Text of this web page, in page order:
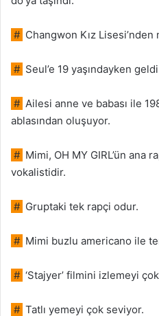
# Changwon Kız Lisesi’nden
# Seul’e 19 yaşındayken
# Ailesi anne ve babası ile
ablasından oluşuyor.
# Mimi, OH MY GIRL’ün ana
vokalistidir.
# Gruptaki tek rapçi odur.
# Mimi buzlu americano ile
# ‘Stajyer’ filmini izlemeyi
# Tatlı yemeyi çok seviyor.